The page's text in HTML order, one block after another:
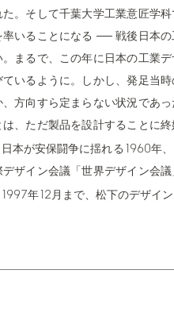
。そして千葉大学工業意匠学
いることになる ── 戦後日本
まるで、この年に日本の工業
いるように。しかし、発足当
方向すら定まらない状況であ
、ただ製品を設計することに終
本が安保闘争に揺れる 1960年
ザイン会議「世界デザイン会
1997年12月まで、松下のデザイ